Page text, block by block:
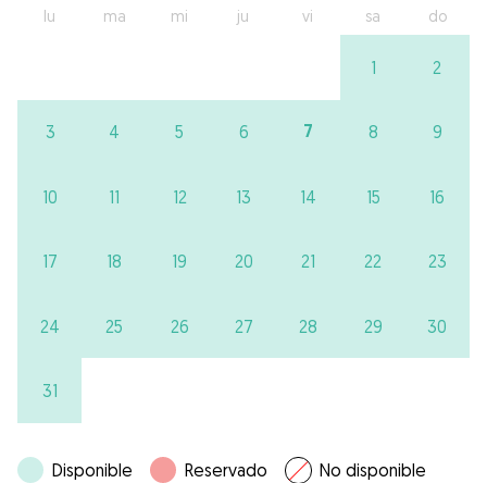
lu ma mi ju vi sa do
1 2
3 4 5 6 7 8 9
10 11 12 13 14 15 16
17 18 19 20 21 22 23
24 25 26 27 28 29 30
31
Disponible Reservado No disponible